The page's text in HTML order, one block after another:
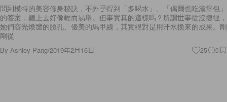
問到模特的美容修身秘訣，不外乎得到「多喝水」、「偶爾也吃漢堡包」
的答案，聽上去好像輕而易舉。但事實真的這樣嗎？所謂世事從沒捷徑，
她們容光煥發的臉孔、優美的馬甲線，其實絕對是用汗水換來的成果。剛
剛從
By Ashley Pang/2019年2月16日 25 0